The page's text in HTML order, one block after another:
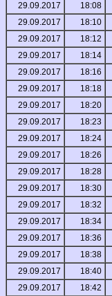
29.09.2017
18:08
29.09.2017
18:10
29.09.2017
18:12
29.09.2017
18:14
29.09.2017
18:16
29.09.2017
18:18
29.09.2017
18:20
29.09.2017
18:23
29.09.2017
18:24
29.09.2017
18:26
29.09.2017
18:28
29.09.2017
18:30
29.09.2017
18:32
29.09.2017
18:34
29.09.2017
18:36
29.09.2017
18:38
29.09.2017
18:40
29.09.2017
18:42